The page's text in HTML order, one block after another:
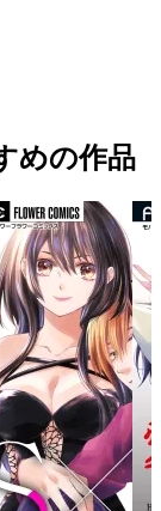
めの作品